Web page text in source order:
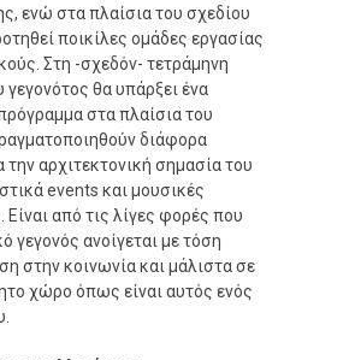
ενώ στα πλαίσια του σχεδίου
ποικίλες ομάδες εργασίας
Στη -σχεδόν- τετράμηνη
γεγονότος θα υπάρξει ένα
στα πλαίσια του
διάφορα
την αρχιτεκτονική σημασία του
events και μουσικές
από τις λίγες φορές που
γεγονός ανοίγεται με τόση
στην κοινωνία και μάλιστα σε
χώρο όπως είναι αυτός ενός